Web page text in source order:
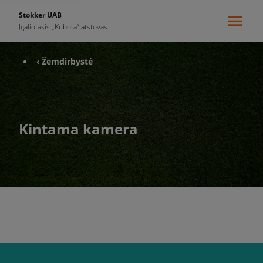
Stokker UAB
Įgaliotasis „Kubota“ atstovas
‹ Žemdirbystė
Kintama kamera